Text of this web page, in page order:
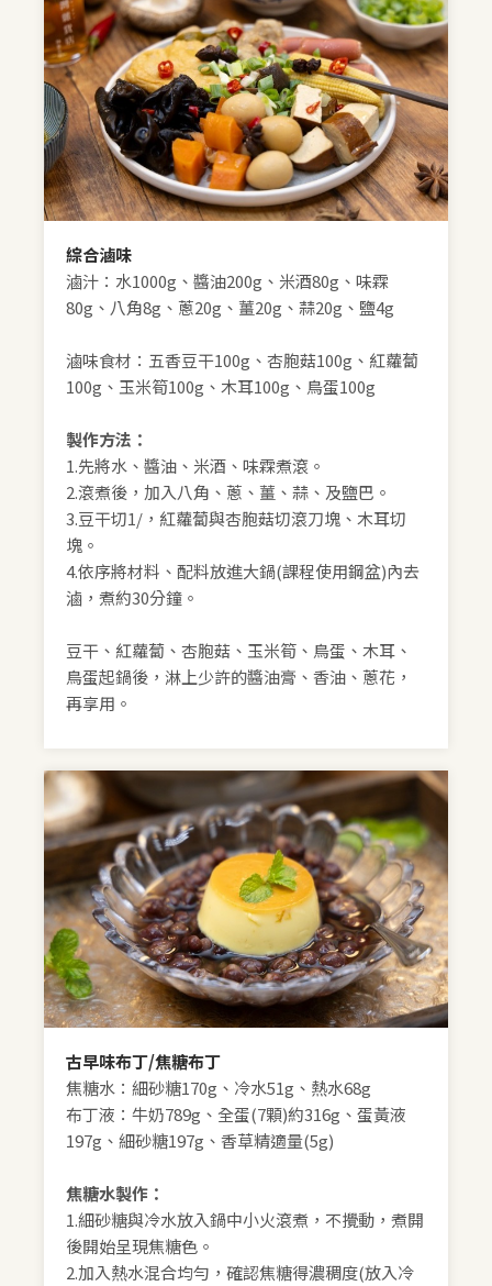
綜合滷味
滷汁：水1000g、醬油200g、米酒80g、味霖
80g、八角8g、蔥20g、薑20g、蒜20g、鹽4g
滷味食材：五香豆干100g、杏胞菇100g、紅蘿蔔
100g、玉米筍100g、木耳100g、鳥蛋100g
製作方法：
1.先將水、醬油、米酒、味霖煮滾。
2.滾煮後，加入八角、蔥、薑、蒜、及鹽巴。
3.豆干切1/，紅蘿蔔與杏胞菇切滾刀塊、木耳切
塊。
4.依序將材料、配料放進大鍋(課程使用鋼盆)內去
滷，煮約30分鐘。
豆干、紅蘿蔔、杏胞菇、玉米筍、鳥蛋、木耳、
鳥蛋起鍋後，淋上少許的醬油膏、香油、蔥花，
再享用。
古早味布丁/焦糖布丁
焦糖水：細砂糖170g、冷水51g、熱水68g
布丁液：牛奶789g、全蛋(7顆)約316g、蛋黃液
197g、細砂糖197g、香草精適量(5g)
焦糖水製作：
1.細砂糖與冷水放入鍋中小火滾煮，不攪動，煮開
後開始呈現焦糖色。
2.加入熱水混合均勻，確認焦糖得濃稠度(放入冷